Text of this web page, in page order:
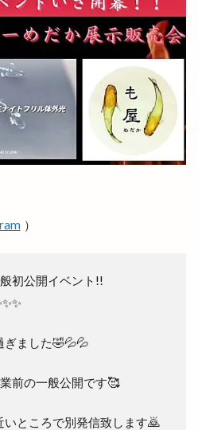
）
初公開イベント!!
ぎました🤣💦💦
前の一般公開です🥰
いところで別発信致します🙇